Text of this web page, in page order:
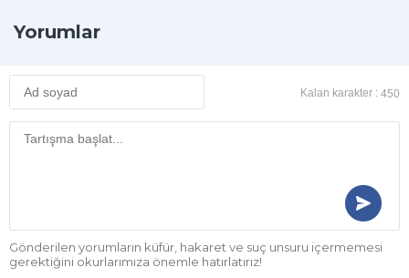
Yorumlar
Kalan karakter : 450
Gönderilen yorumların küfür, hakaret ve suç unsuru içermemesi
gerektiğini okurlarımıza önemle hatırlatırız!